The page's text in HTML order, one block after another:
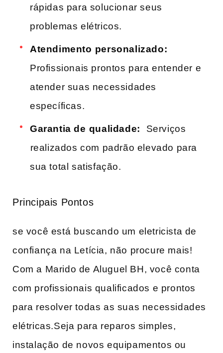
rápidas​ para solucionar seus
problemas elétricos.
Atendimento ⁢personalizado:
Profissionais prontos para entender ⁤e
atender suas necessidades
específicas.
Garantia de ⁢qualidade: ⁣ Serviços
⁤realizados ‍com padrão elevado para
sua total satisfação.
Principais Pontos
se você está⁢ buscando um eletricista de‍
confiança ‌na Letícia, não procure ​mais!
Com a Marido de Aluguel BH, você conta
com profissionais qualificados e prontos
para resolver todas as suas necessidades‍
elétricas.Seja para reparos simples,
instalação de ‍novos equipamentos ou